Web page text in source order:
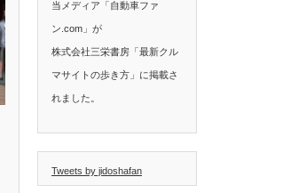
当メディア「自動車ファ
ン.com」が
株式会社三栄書房「最新クル
マサイトの歩き方」に掲載さ
れました。
Tweets by jidoshafan